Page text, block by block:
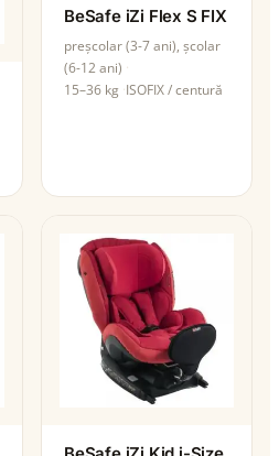
BeSafe iZi Flex S FIX
preșcolar (3-7 ani), școlar
(6-12 ani)
15–36 kg ISOFIX / centură